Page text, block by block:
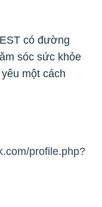
có đường
sóc sức khỏe
một cách
profile.php?